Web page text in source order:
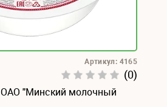
(0)
Артикул: 4165
ОАО "Минский молочный